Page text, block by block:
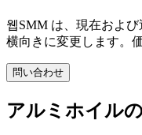
웹SMM は、現在および
横向きに変更します。
問い合わせ
アルミホイル